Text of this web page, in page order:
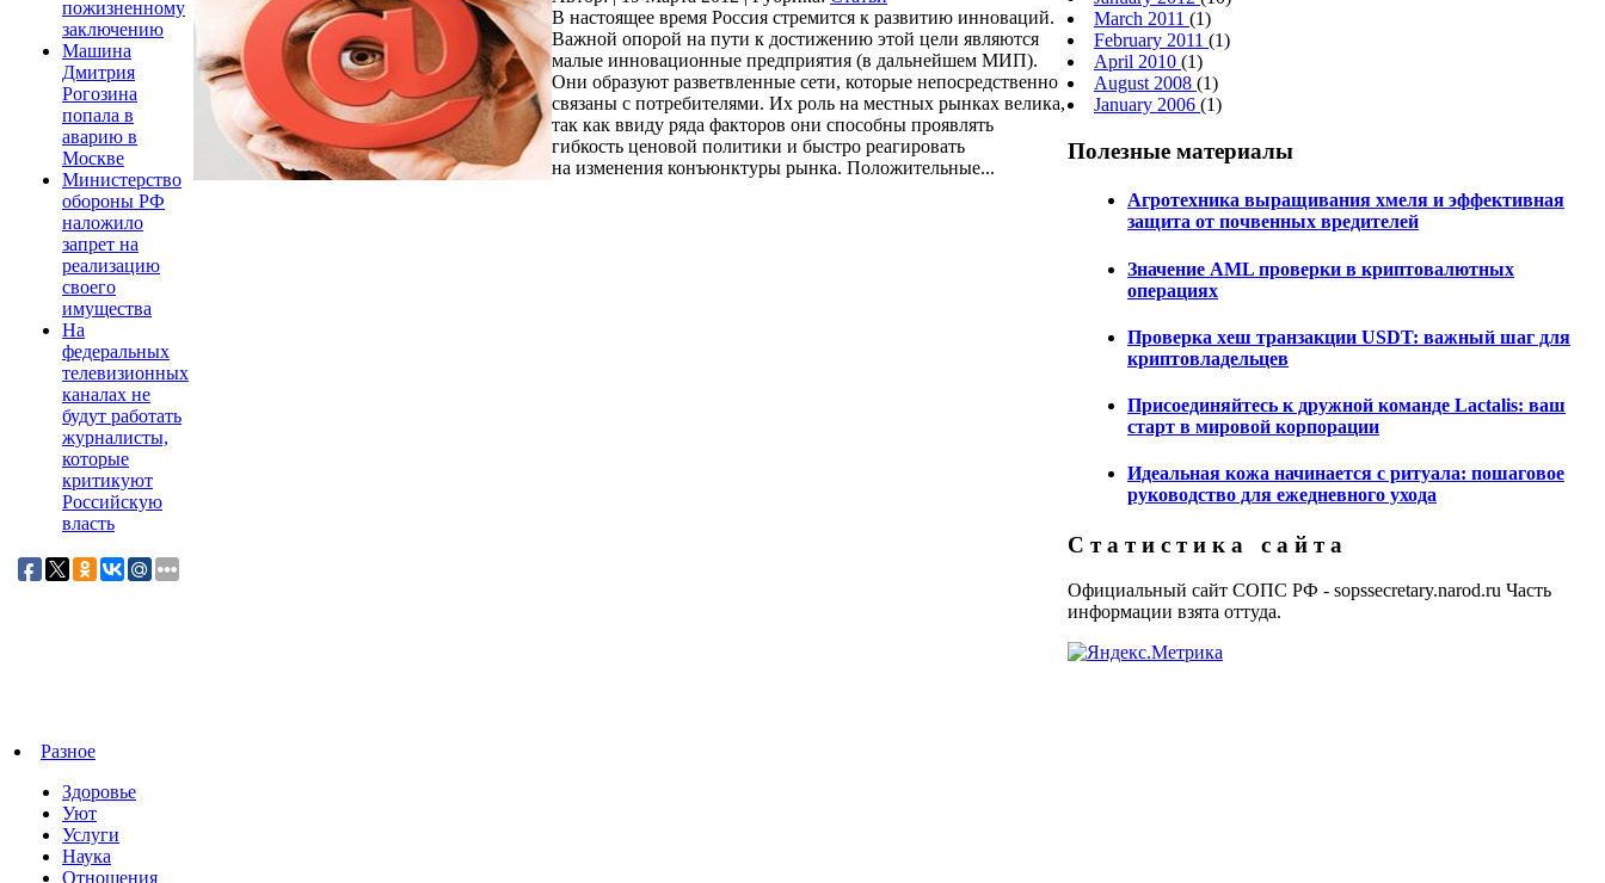
пожизненному
заключению
Машина
Дмитрия
Рогозина
попала в
аварию в
Москве
Министерство
обороны РФ
наложило
запрет на
реализацию
своего
имущества
На
федеральных
телевизионных
каналах не
будут работать
журналисты,
которые
критикуют
Российскую
власть
В настоящее время Россия стремится к развитию инноваций.
Важной опорой на пути к достижению этой цели являются
малые инновационные предприятия (в дальнейшем МИП).
Они образуют разветвленные сети, которые непосредственно
связаны с потребителями. Их роль на местных рынках велика,
так как ввиду ряда факторов они способны проявлять
гибкость ценовой политики и быстро реагировать
на изменения конъюнктуры рынка. Положительные...
March 2011 (1)
February 2011 (1)
April 2010 (1)
August 2008 (1)
January 2006 (1)
Полезные материалы
Агротехника выращивания хмеля и эффективная
защита от почвенных вредителей
Значение AML проверки в криптовалютных
операциях
Проверка хеш транзакции USDT: важный шаг для
криптовладельцев
Присоединяйтесь к дружной команде Lactalis: ваш
старт в мировой корпорации
Идеальная кожа начинается с ритуала: пошаговое
руководство для ежедневного ухода
С т а т и с т и к а с а й т а
Официальный сайт СОПС РФ - sopssecretary.narod.ru Часть
информации взята оттуда.
Разное
Здоровье
Уют
Услуги
Наука
Отношения